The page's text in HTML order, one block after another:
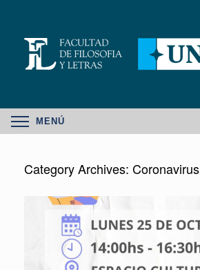
MENÚ
Category Archives: Coronavirus